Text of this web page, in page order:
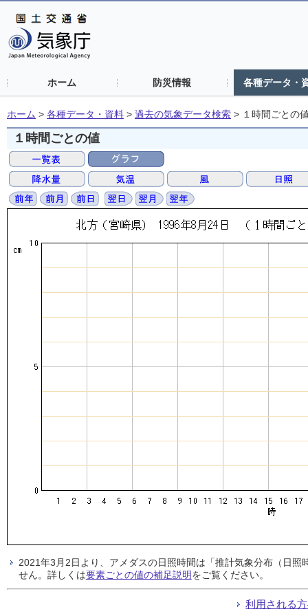
ホーム 防災情報 各種データ・
ホーム > 各種データ・資料 > 過去の気象データ検索 > １時間ごとの
１時間ごとの値
2021年3月2日より、アメダスの日照時間は「推計気象分布（日
せん。詳しくは要素ごとの値の補足説明をご覧ください。
利用される